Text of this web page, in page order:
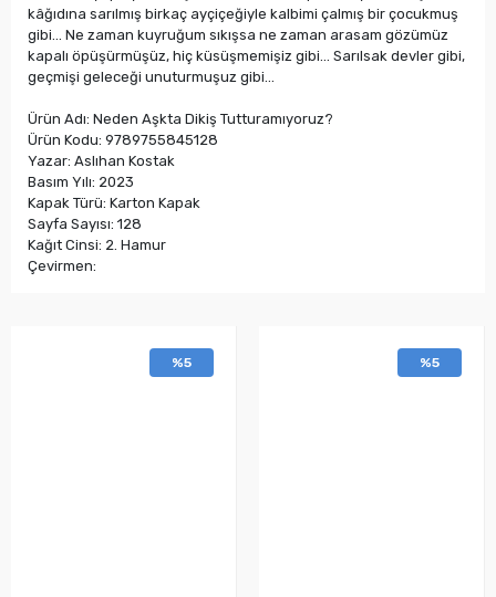
kâğıdına sarılmış birkaç ayçiçeğiyle kalbimi çalmış bir çocukmuş
gibi… Ne zaman kuyruğum sıkışsa ne zaman arasam gözümüz
kapalı öpüşürmüşüz, hiç küsüşmemişiz gibi… Sarılsak devler gibi,
geçmişi geleceği unuturmuşuz gibi…
Ürün Adı: Neden Aşkta Dikiş Tutturamıyoruz?
Ürün Kodu: 9789755845128
Yazar: Aslıhan Kostak
Basım Yılı: 2023
Kapak Türü: Karton Kapak
Sayfa Sayısı: 128
Kağıt Cinsi: 2. Hamur
Çevirmen:
%5 %5